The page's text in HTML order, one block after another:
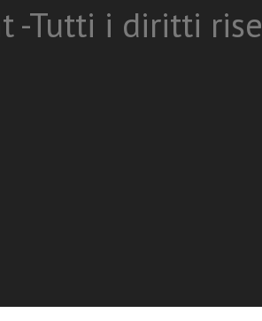
-Tutti i diritti